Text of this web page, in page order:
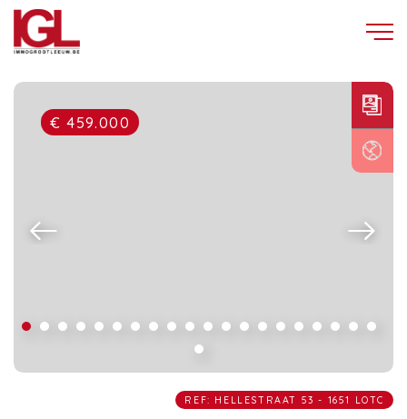
€ 459.000
REF: HELLESTRAAT 53 - 1651 LOTC